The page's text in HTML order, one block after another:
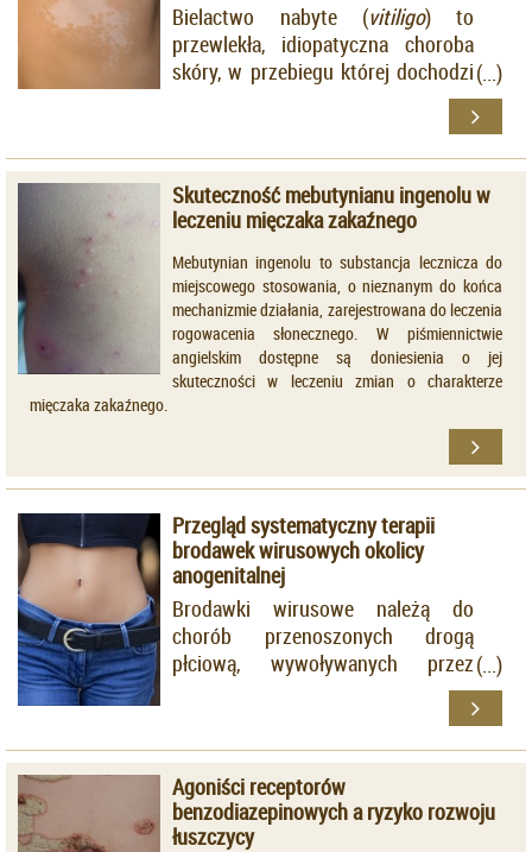
Bielactwo nabyte (vitiligo) to
przewlekła, idiopatyczna choroba
skóry, w przebiegu której dochodzi
do pojawiania się na skórze
odbarwionych plam. Istnieje wiele
sposobów leczenia bielactwa
nabytego, wśród nich wymienia się
metody farmakologiczne,
chirurgiczne oraz
światłolecznictwo.
Skuteczność mebutynianu ingenolu w
leczeniu mięczaka zakaźnego
Mebutynian ingenolu to substancja lecznicza do
miejscowego stosowania, o nieznanym do końca
mechanizmie działania, zarejestrowana do leczenia
rogowacenia słonecznego. W piśmiennictwie
angielskim dostępne są doniesienia o jej
skuteczności w leczeniu zmian o charakterze
mięczaka zakaźnego.
Przegląd systematyczny terapii
brodawek wirusowych okolicy
anogenitalnej
Brodawki wirusowe należą do
chorób przenoszonych drogą
płciową, wywoływanych przez
wirusy z grupy HPV. Chociaż
istnieje wiele metod ich leczenia, jak
dotąd nie ustalono zalecanej
kolejności ich stosowania.
Agoniści receptorów
benzodiazepinowych a ryzyko rozwoju
łuszczycy